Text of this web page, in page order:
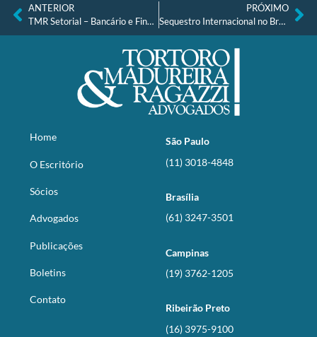
ANTERIOR
TMR Setorial – Bancário e Financeiro nº 19, de 21.11.2022.
PRÓXIMO
Sequestro Internacional no Brasil e a Legitimidade da Voz da Criança.
Home
O Escritório
Sócios
Advogados
Publicações
Boletins
Contato
São Paulo
(11) 3018-4848
Brasília
(61) 3247-3501
Campinas
(19) 3762-1205
Ribeirão Preto
(16) 3975-9100